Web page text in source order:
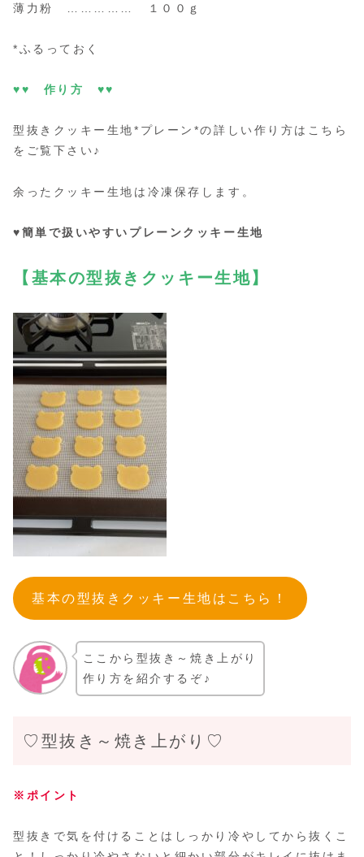
薄力粉 …………… １００ｇ
*ふるっておく
♥♥ 作り方 ♥♥
型抜きクッキー生地*プレーン*の詳しい作り方はこちら
をご覧下さい♪
余ったクッキー生地は冷凍保存します。
♥簡単で扱いやすいプレーンクッキー生地
【基本の型抜きクッキー生地】
基本の型抜きクッキー生地はこちら！
ここから型抜き～焼き上がり
作り方を紹介するぞ♪
♡型抜き～焼き上がり♡
※ポイント
型抜きで気を付けることはしっかり冷やしてから抜くこ